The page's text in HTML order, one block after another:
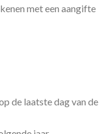
aangifte invult en
met een aangifte
de laatste dag van de